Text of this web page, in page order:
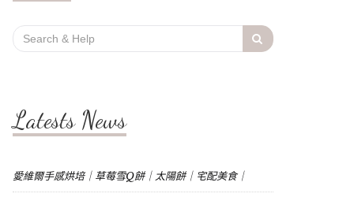
Search
for:
Latests News
愛維爾手感烘培｜草莓雪Q餅｜太陽餅｜宅配美食｜